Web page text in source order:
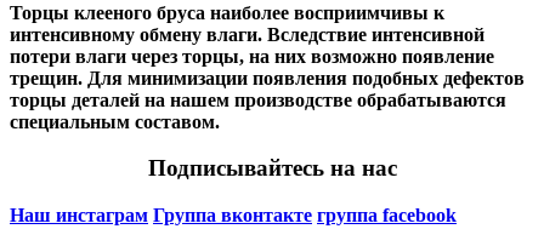
Торцы клееного бруса наиболее восприимчивы к
интенсивному обмену влаги. Вследствие интенсивной
потери влаги через торцы, на них возможно появление
трещин. Для минимизации появления подобных дефектов
торцы деталей на нашем производстве обрабатываются
специальным составом.
Подписывайтесь на нас
Наш инстаграм Группа вконтакте группа facebook